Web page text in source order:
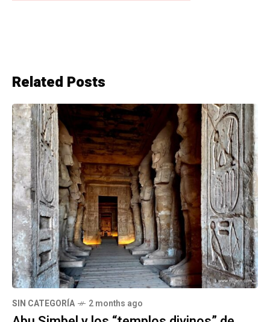
Related Posts
SIN CATEGORÍA 2 months ago